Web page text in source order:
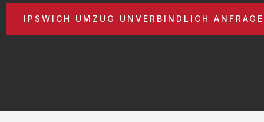
IPSWICH UMZUG UNVERBINDLICH